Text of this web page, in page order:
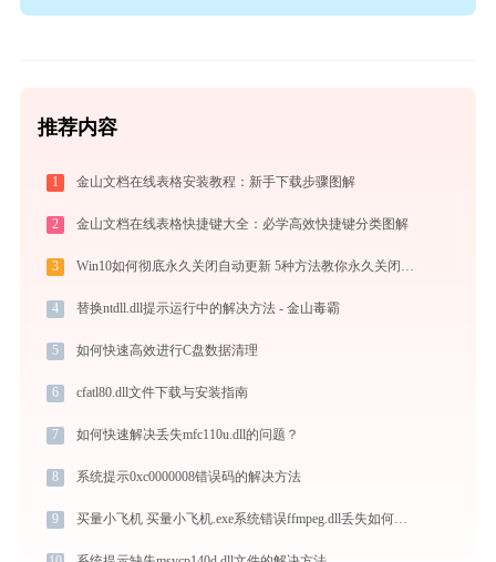
推荐内容
1 金山文档在线表格安装教程：新手下载步骤图解
2 金山文档在线表格快捷键大全：必学高效快捷键分类图解
3 Win10如何彻底永久关闭自动更新 5种方法教你永久关闭win10自动更新
4 替换ntdll.dll提示运行中的解决方法 - 金山毒霸
5 如何快速高效进行C盘数据清理
6 cfatl80.dll文件下载与安装指南
7 如何快速解决丢失mfc110u.dll的问题？
8 系统提示0xc0000008错误码的解决方法
9 买量小飞机 买量小飞机.exe系统错误ffmpeg.dll丢失如何解决